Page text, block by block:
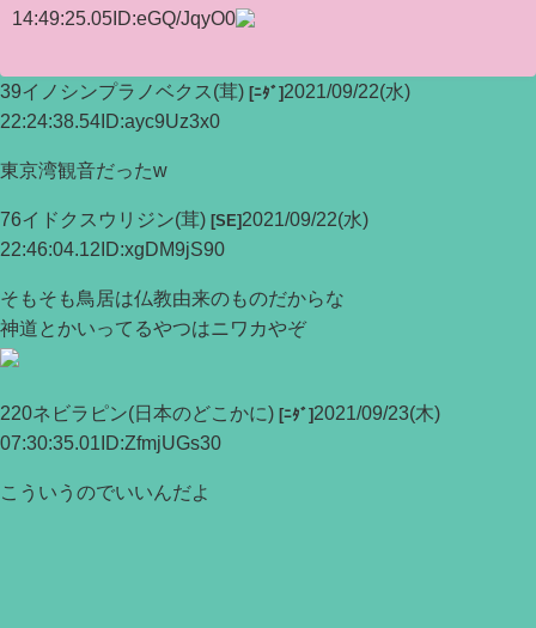
14:49:25.05 ID:eGQ/JqyO0
39イノシンプラノベクス (茸) [ﾆﾀﾞ] 2021/09/22(水)
22:24:38.54 ID:ayc9Uz3x0
東京湾観音だったw
76イドクスウリジン(茸) [SE] 2021/09/22(水)
22:46:04.12 ID:xgDM9jS90
そもそも鳥居は仏教由来のものだからな
神道とかいってるやつはニワカやぞ
220ネビラピン(日本のどこかに) [ﾆﾀﾞ] 2021/09/23(木)
07:30:35.01 ID:ZfmjUGs30
こういうのでいいんだよ